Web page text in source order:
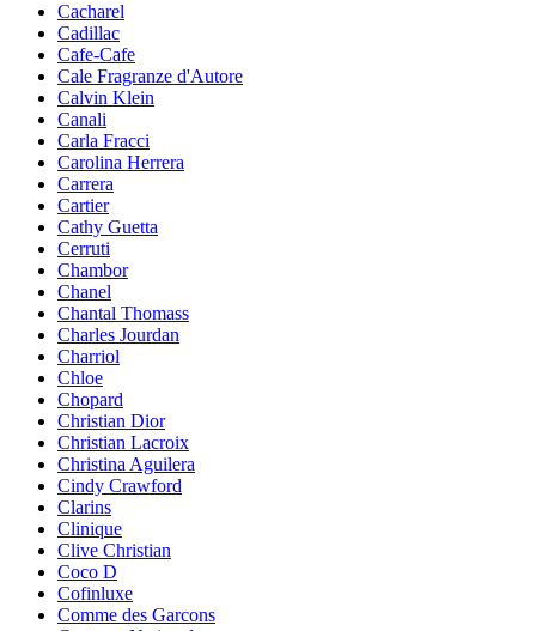
Cacharel
Cadillac
Cafe-Cafe
Cale Fragranze d'Autore
Calvin Klein
Canali
Carla Fracci
Carolina Herrera
Carrera
Cartier
Cathy Guetta
Cerruti
Chambor
Chanel
Chantal Thomass
Charles Jourdan
Charriol
Chloe
Chopard
Christian Dior
Christian Lacroix
Christina Aguilera
Cindy Crawford
Clarins
Clinique
Clive Christian
Coco D
Cofinluxe
Comme des Garcons